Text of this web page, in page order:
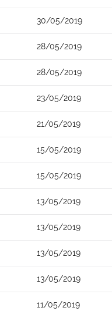
30/05/2019
28/05/2019
28/05/2019
23/05/2019
21/05/2019
15/05/2019
15/05/2019
13/05/2019
13/05/2019
13/05/2019
13/05/2019
11/05/2019